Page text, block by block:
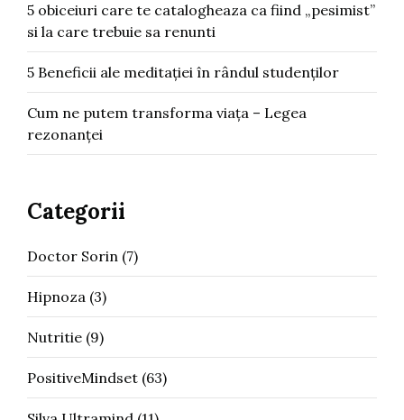
5 obiceiuri care te catalogheaza ca fiind „pesimist”
si la care trebuie sa renunti
5 Beneficii ale meditației în rândul studenților
Cum ne putem transforma viața – Legea
rezonanței
Categorii
Doctor Sorin (7)
Hipnoza (3)
Nutritie (9)
PositiveMindset (63)